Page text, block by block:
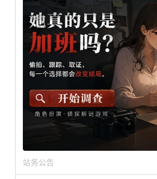
站务公告